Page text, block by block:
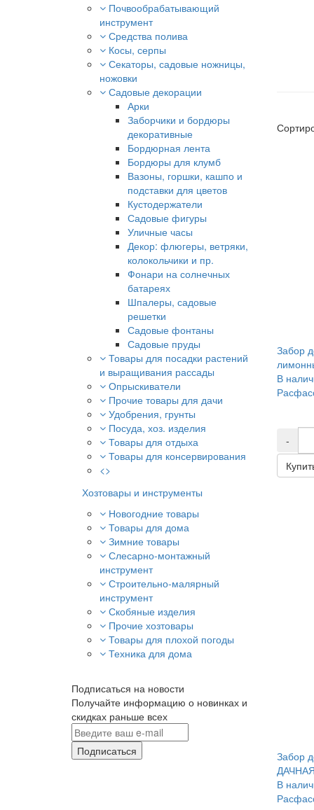
Почвообрабатывающий
инструмент
Средства полива
Косы, серпы
Секаторы, садовые ножницы,
ножовки
Садовые декорации
Арки
Заборчики и бордюры
декоративные
Бордюрная лента
Бордюры для клумб
Вазоны, горшки, кашпо и
подставки для цветов
Кустодержатели
Садовые фигуры
Уличные часы
Декор: флюгеры, ветряки,
колокольчики и пр.
Фонари на солнечных
батареях
Шпалеры, садовые
решетки
Садовые фонтаны
Садовые пруды
Товары для посадки растений
и выращивания рассады
Опрыскиватели
Прочие товары для дачи
Удобрения, грунты
Посуда, хоз. изделия
Товары для отдыха
Товары для консервирования
<>
Хозтовары и инструменты
Новогодние товары
Товары для дома
Зимние товары
Слесарно-монтажный
инструмент
Строительно-малярный
инструмент
Скобяные изделия
Прочие хозтовары
Товары для плохой погоды
Техника для дома
Подписаться на новости
Получайте информацию о новинках и
скидках раньше всех
Подписаться
Забор
В
-
Забор
В